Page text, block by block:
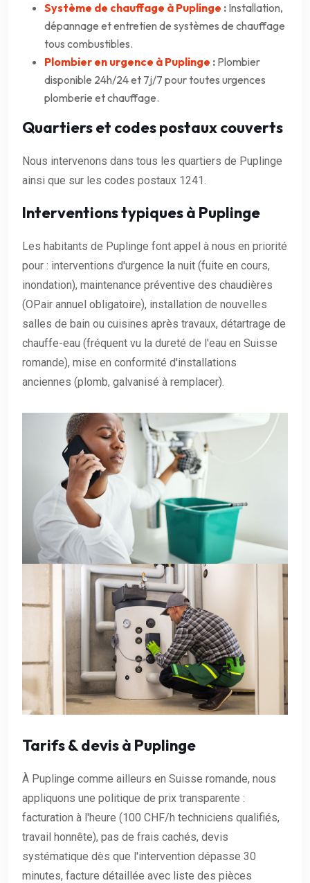
Système de chauffage à Puplinge : Installation,
dépannage et entretien de systèmes de chauffage
tous combustibles.
Plombier en urgence à Puplinge : Plombier
disponible 24h/24 et 7j/7 pour toutes urgences
plomberie et chauffage.
Quartiers et codes postaux couverts
Nous intervenons dans tous les quartiers de Puplinge
ainsi que sur les codes postaux 1241.
Interventions typiques à Puplinge
Les habitants de Puplinge font appel à nous en priorité
pour : interventions d'urgence la nuit (fuite en cours,
inondation), maintenance préventive des chaudières
(OPair annuel obligatoire), installation de nouvelles
salles de bain ou cuisines après travaux, détartrage de
chauffe-eau (fréquent vu la dureté de l'eau en Suisse
romande), mise en conformité d'installations
anciennes (plomb, galvanisé à remplacer).
Tarifs & devis à Puplinge
À Puplinge comme ailleurs en Suisse romande, nous
appliquons une politique de prix transparente :
facturation à l'heure (100 CHF/h techniciens qualifiés,
travail honnête), pas de frais cachés, devis
systématique dès que l'intervention dépasse 30
minutes, facture détaillée avec liste des pièces